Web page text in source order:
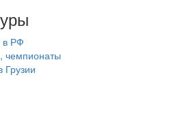
в РФ
чемпионаты
Грузии